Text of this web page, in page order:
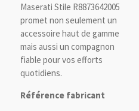
Maserati Stile R8873642005
promet non seulement un
accessoire haut de gamme
mais aussi un compagnon
fiable pour vos efforts
quotidiens.
Référence fabricant